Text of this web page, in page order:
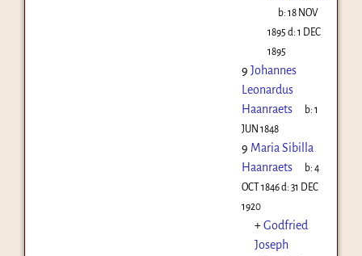
b:18 NOV
1895 d: 1 DEC
1895
9 Johannes
Leonardus
Haanraets
b:1
JUN 1848
9 Maria Sibilla
Haanraets
b:4
OCT 1846d: 31 DEC
1920
+Godfried
Joseph